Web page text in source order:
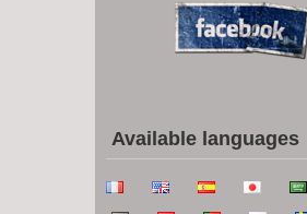
Available languages